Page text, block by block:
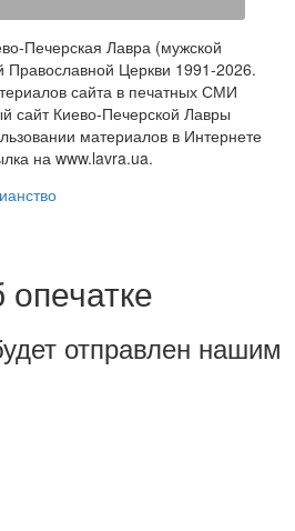
Печерская Лавра (мужской
Православной Церкви 1991-2026.
сайта в печатных СМИ
сайт Киево-Печерской Лавры
материалов в Интернете
на www.lavra.ua.
отправлен нашим